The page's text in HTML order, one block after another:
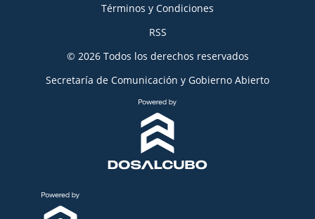
Términos y Condiciones
RSS
© 2026 Todos los derechos reservados
Secretaría de Comunicación y Gobierno Abierto